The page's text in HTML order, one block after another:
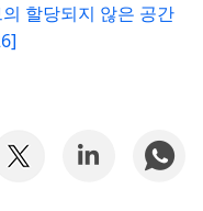
할당되지 않은 공간